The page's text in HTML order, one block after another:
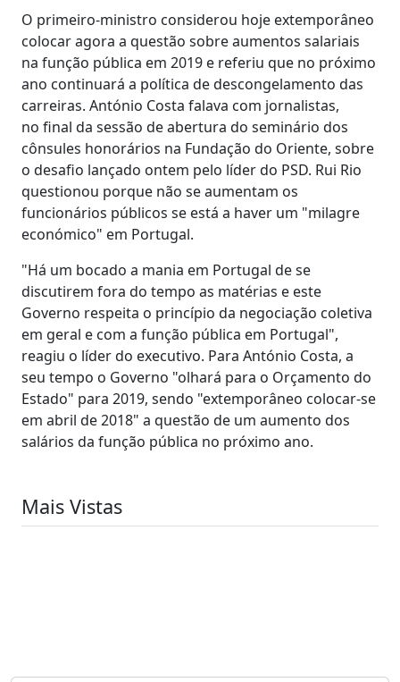
O primeiro-ministro considerou hoje extemporâneo
colocar agora a questão sobre aumentos salariais
na função pública em 2019 e referiu que no próximo
ano continuará a política de descongelamento das
carreiras. António Costa falava com jornalistas,
no final da sessão de abertura do seminário dos
cônsules honorários na Fundação do Oriente, sobre
o desafio lançado ontem pelo líder do PSD. Rui Rio
questionou porque não se aumentam os
funcionários públicos se está a haver um "milagre
económico" em Portugal.
"Há um bocado a mania em Portugal de se
discutirem fora do tempo as matérias e este
Governo respeita o princípio da negociação coletiva
em geral e com a função pública em Portugal",
reagiu o líder do executivo. Para António Costa, a
seu tempo o Governo "olhará para o Orçamento do
Estado" para 2019, sendo "extemporâneo colocar-se
em abril de 2018" a questão de um aumento dos
salários da função pública no próximo ano.
Mais Vistas